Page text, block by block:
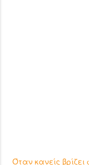
Όταν κανείς